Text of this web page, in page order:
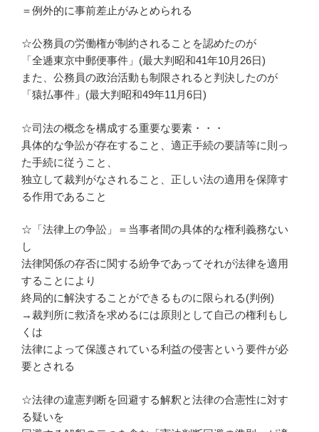
＝例外的に事前差止がみとめられる
☆公務員の労働権が制約されることを認めたのが
「全逓東京中郵便事件」(最大判昭和41年10月26日)
また、公務員の政治活動も制限されると判決したのが
「猿払事件」(最大判昭和49年11月6日)
☆司法の概念を構成する重要な要素・・・
具体的な争訟が存在すること、適正手続の要請等に則っ
た手続に従うこと、
独立して裁判がなされること、正しい法の適用を保障す
る作用であること
☆「法律上の争訟」＝当事者間の具体的な権利義務ない
し
法律関係の存否に関する紛争であってそれが法律を適用
することにより
終局的に解決することができるものに限られる(判例)
→裁判所に救済を求めるには原則として自己の権利もし
くは
法律によって保護されている利益の侵害という要件が必
要とされる
☆法律の違憲判断を回避する解釈と法律の合憲性に対す
る疑いを